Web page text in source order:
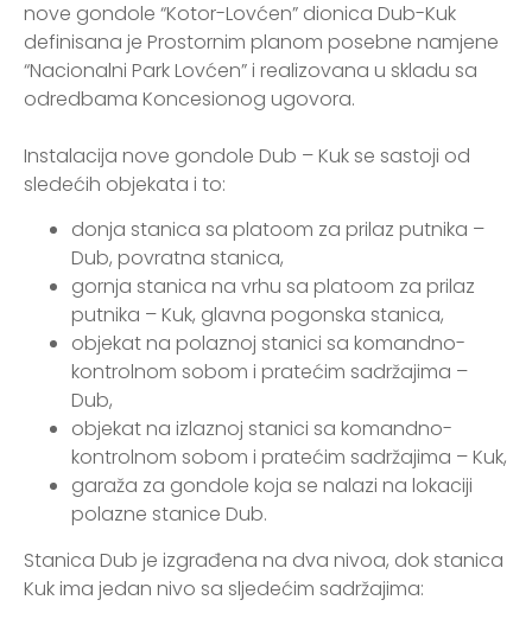
nove gondole “Kotor-Lovćen” dionica Dub-Kuk
definisana je Prostornim planom posebne namjene
“Nacionalni Park Lovćen” i realizovana u skladu sa
odredbama Koncesionog ugovora.
Instalacija nove gondole Dub – Kuk se sastoji od
sledećih objekata i to:
donja stanica sa platoom za prilaz putnika –
Dub, povratna stanica,
gornja stanica na vrhu sa platoom za prilaz
putnika – Kuk, glavna pogonska stanica,
objekat na polaznoj stanici sa komandno-
kontrolnom sobom i pratećim sadržajima –
Dub,
objekat na izlaznoj stanici sa komandno-
kontrolnom sobom i pratećim sadržajima – Kuk,
garaža za gondole koja se nalazi na lokaciji
polazne stanice Dub.
Stanica Dub je izgrađena na dva nivoa, dok stanica
Kuk ima jedan nivo sa sljedećim sadržajima: